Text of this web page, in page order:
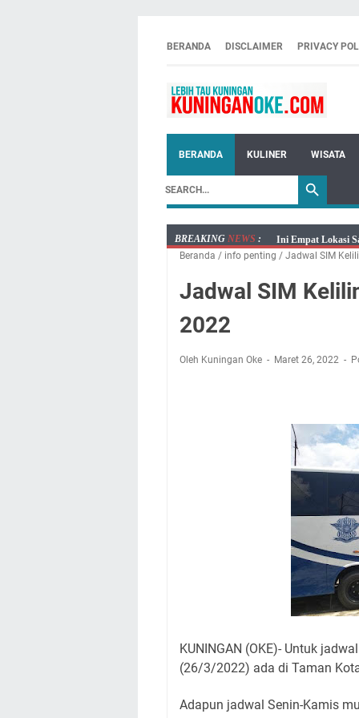
BERANDA DISCLAIMER PRIVACY
BERANDA KULINER WISATA
BREAKING NEWS :
Ini Empat Lokasi
Jumat 7 Agustus
Embun Pagi
Tetap Berjalan
Nobar Final Piala
Sudahkah Kita
Info Sembako di
Agenda Kegiatan
Beranda / info penting / Jadwal SIM
Jadwal SIM
2022
Oleh Kuningan Oke Maret 26, 2022
KUNINGAN (OKE)- Untuk
(26/3/2022) ada di Taman
Adapun jadwal Senin-Kamis